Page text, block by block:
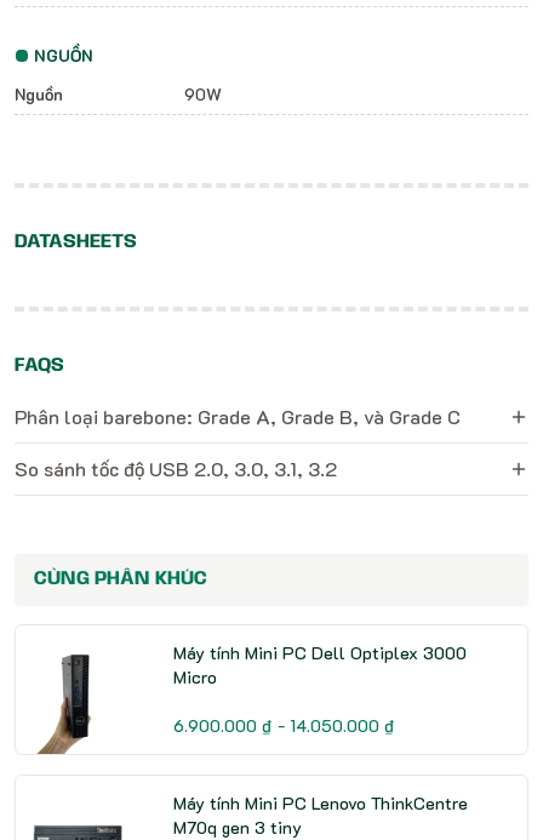
NGUỒN
Nguồn
90W
DATASHEETS
FAQS
Phân loại barebone: Grade A, Grade B, và Grade C
So sánh tốc độ USB 2.0, 3.0, 3.1, 3.2
CÙNG PHÂN KHÚC
Máy tính Mini PC Dell Optiplex 3000
Micro
6.900.000 ₫ - 14.050.000 ₫
Máy tính Mini PC Lenovo ThinkCentre
M70q gen 3 tiny